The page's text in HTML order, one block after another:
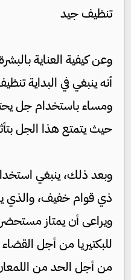
تنظيف جيد
وعن كيفية العناية
أنه ينبغي في البداية
ومساء باستخدام جل
حيث يتمتع هذا الجل
وبعد ذلك، ينبغي
ذي قوام خفيف، والذي
ويراعى أن يمتاز مستحضر
للبكتيريا من أجل
من أجل الحد من